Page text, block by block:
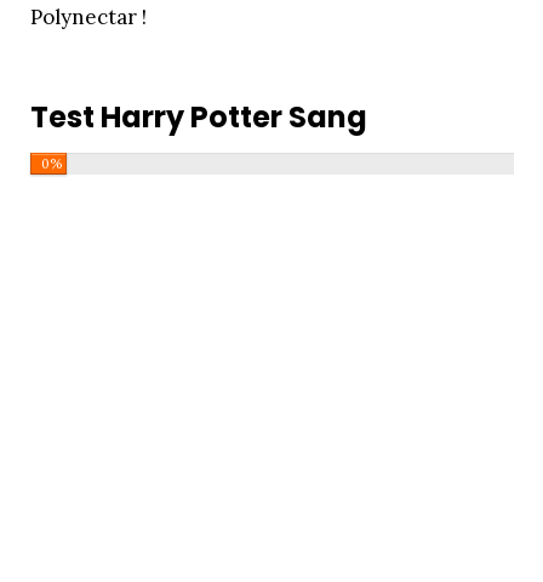
Polynectar !
Test Harry Potter Sang
0%